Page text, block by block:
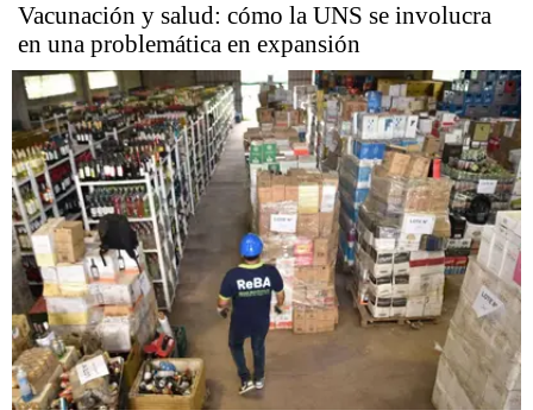
Vacunación y salud: cómo la UNS se involucra
en una problemática en expansión